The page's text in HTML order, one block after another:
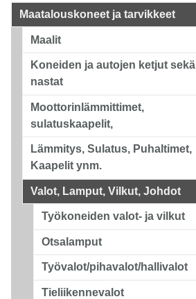
Maatalouskoneet ja tarvikkeet
Maalit
Koneiden ja autojen ketjut sekä
nastat
Moottorinlämmittimet,
sulatuskaapelit,
Lämmitys, Sulatus, Puhaltimet,
Kaapelit ynm.
Valot, Lamput, Vilkut, Johdot
Työkoneiden valot- ja vilkut
Otsalamput
Työvalot/pihavalot/hallivalot
Tieliikennevalot